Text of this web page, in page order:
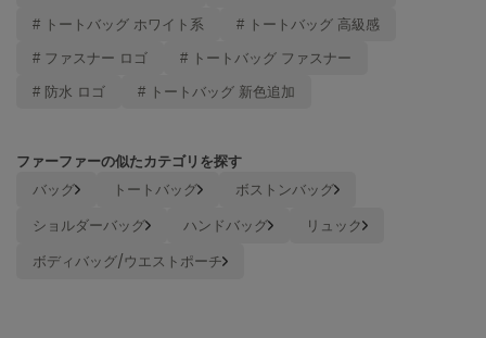
# トートバッグ ホワイト系 # トートバッグ 高級感
# ファスナー ロゴ # トートバッグ ファスナー
# 防水 ロゴ # トートバッグ 新色追加
ファーファーの似たカテゴリを探す
バッグ トートバッグ
ボストンバッグ
ショルダーバッグ
ハンドバッグ
リュック
ボディバッグ/ウエストポーチ